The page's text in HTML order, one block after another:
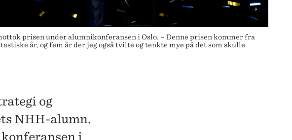
prisen under alumnikonferansen i Oslo. – Denne prisen kommer fra
år, og fem år der jeg også tvilte og tenkte mye på det som skulle
og
NHH-alumn.
i